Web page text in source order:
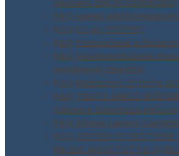
Decreto DM 01-02/09/2021
FAQ campi
FAQ D.Lgs 231/2001
FAQ Formazione a
FAQ Movimentazione
movimenti ripetitivi
FAQ Radiazioni Ottiche
FAQ TESTO UNICO 81/
Salute e Sicurezza nei
FAQ Stress Lavoro
FAQ SISTEMI DI GESTIONE
EN ISO 14001 TUTTO